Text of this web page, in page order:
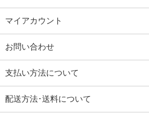
マイアカウント
お問い合わせ
支払い方法について
配送方法･送料について